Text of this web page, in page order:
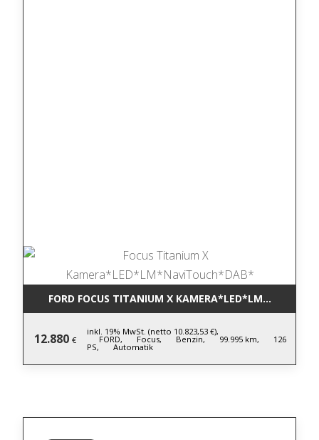
FORD FOCUS TITANIUM X
12.880 €
inkl. 19% MwSt. (netto 10.823,53 €),
FORD, Focus, Benzin, 99.995 km, 126
PS, Automatik